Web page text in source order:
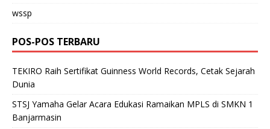
wssp
POS-POS TERBARU
TEKIRO Raih Sertifikat Guinness World Records, Cetak Sejarah
Dunia
STSJ Yamaha Gelar Acara Edukasi Ramaikan MPLS di SMKN 1
Banjarmasin